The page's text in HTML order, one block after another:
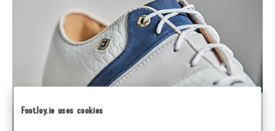
FootJoy.ie uses cookies